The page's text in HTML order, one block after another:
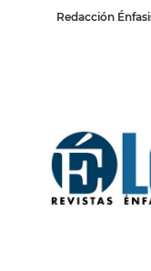
Redacción